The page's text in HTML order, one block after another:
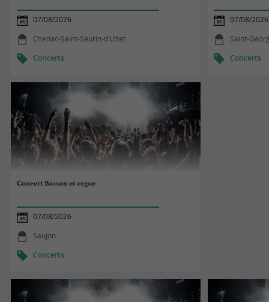
07/08/2026
Chenac-Saint-Seurin-d'Uzet
Concerts
07/08/2026
Saint-
Concerts
Concert Basson et orgue
07/08/2026
Saujon
Concerts